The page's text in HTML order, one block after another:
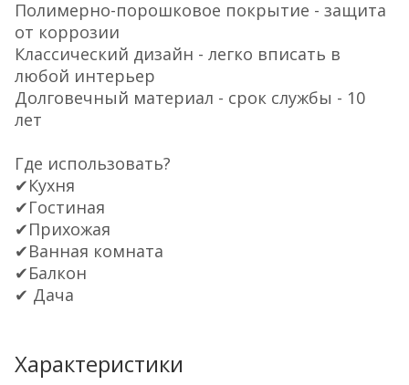
Полимерно-порошковое покрытие - защита
от коррозии
Классический дизайн - легко вписать в
любой интерьер
Долговечный материал - срок службы - 10
лет
Где использовать?
✔Кухня
✔Гостиная
✔Прихожая
✔Ванная комната
✔Балкон
✔ Дача
Характеристики